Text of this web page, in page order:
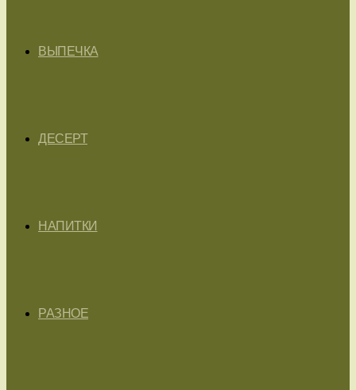
ВЫПЕЧКА
ДЕСЕРТ
НАПИТКИ
РАЗНОЕ